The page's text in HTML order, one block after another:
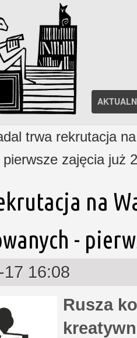
trwa rekrutacja
zajęcia już
na
-
16:08
Rusza